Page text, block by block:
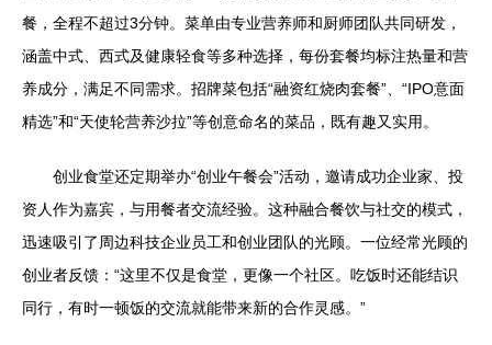
餐，全程不超过3分钟。菜单由专业营养师和厨师团队共同研发，
涵盖中式、西式及健康轻食等多种选择，每份套餐均标注热量和营
养成分，满足不同需求。招牌菜包括“融资红烧肉套餐”、“IPO意面
精选”和“天使轮营养沙拉”等创意命名的菜品，既有趣又实用。
创业食堂还定期举办“创业午餐会”活动，邀请成功企业家、投
资人作为嘉宾，与用餐者交流经验。这种融合餐饮与社交的模式，
迅速吸引了周边科技企业员工和创业团队的光顾。一位经常光顾的
创业者反馈：“这里不仅是食堂，更像一个社区。吃饭时还能结识
同行，有时一顿饭的交流就能带来新的合作灵感。”